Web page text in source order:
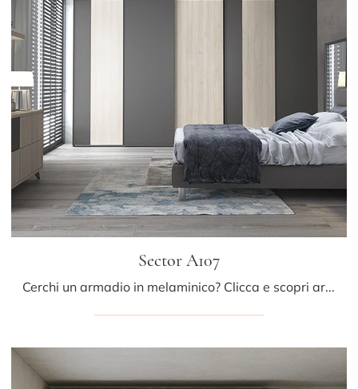
Sector A107
Cerchi un armadio in melaminico? Clicca e scopri armadi su misura con ante scorrevoli di Colombini Casa.